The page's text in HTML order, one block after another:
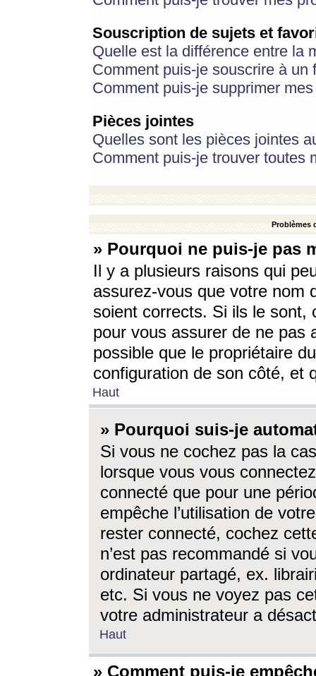
Souscription de sujets et
Quelle est la différence entre la
Comment puis-je souscrire à
Comment puis-je supprimer
Pièces jointes
Quelles sont les pièces jointes
Comment puis-je trouver toutes
Problèmes
» Pourquoi ne puis-je pas
Il y a plusieurs raisons qui
assurez-vous que votre nom
soient corrects. Si ils le sont,
pour vous assurer de ne pas
possible que le propriétaire
configuration de son côté, et
Haut
» Pourquoi suis-je
Si vous ne cochez pas la
lorsque vous vous
connecté que pour une
empêche l’utilisation de
rester connecté, cochez
n’est pas recommandé si
ordinateur partagé, ex.
etc. Si vous ne voyez pas
votre administrateur a
Haut
» Comment puis-je